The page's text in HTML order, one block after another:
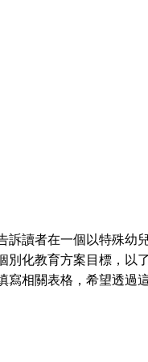
讀者在一個以特殊幼
化教育方案目標，以
相關表格，希望透過